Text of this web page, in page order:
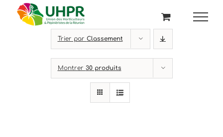
Passer
Trier par Classement
Montrer 30 produits